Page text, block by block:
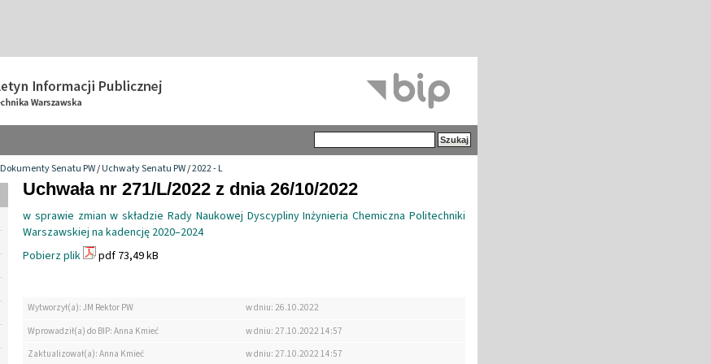
Dokumenty Senatu PW/Uchwały Senatu PW/2022 - L
Uchwała nr 271/L/2022 z dnia 26/10/2022
w sprawie zmian w składzie Rady Naukowej Dyscypliny Inżynieria Chemiczna Politechniki
Warszawskiej na kadencję 2020–2024
Pobierz plik
pdf 73,49 kB
Wytworzył(a): JM Rektor PW
w dniu: 26.10.2022
Wprowadził(a) do BIP: Anna Kmieć
w dniu: 27.10.2022 14:57
Zaktualizował(a): Anna Kmieć
w dniu: 27.10.2022 14:57